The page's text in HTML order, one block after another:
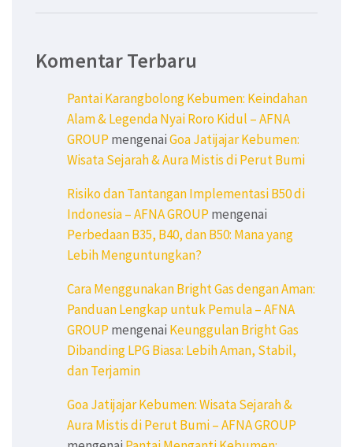
Komentar Terbaru
Pantai Karangbolong Kebumen: Keindahan
Alam & Legenda Nyai Roro Kidul – AFNA
GROUPmengenaiGoa Jatijajar Kebumen:
Wisata Sejarah & Aura Mistis di Perut Bumi
Risiko dan Tantangan Implementasi B50 di
Indonesia – AFNA GROUPmengenai
Perbedaan B35, B40, dan B50: Mana yang
Lebih Menguntungkan?
Cara Menggunakan Bright Gas dengan Aman:
Panduan Lengkap untuk Pemula – AFNA
GROUPmengenai Keunggulan Bright Gas
Dibanding LPG Biasa: Lebih Aman, Stabil,
dan Terjamin
Goa Jatijajar Kebumen: Wisata Sejarah &
Aura Mistis di Perut Bumi – AFNA GROUP